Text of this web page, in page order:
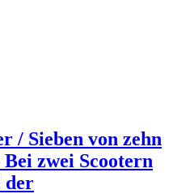
/ Sieben von zehn
zwei Scootern
der